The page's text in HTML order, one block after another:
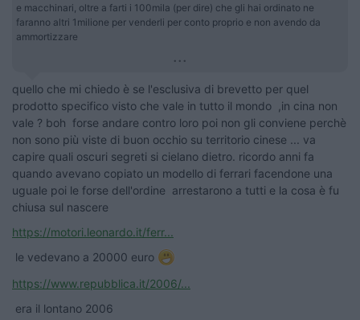
e macchinari, oltre a farti i 100mila (per dire) che gli hai ordinato ne
faranno altri 1milione per venderli per conto proprio e non avendo da
ammortizzare
...
quello che mi chiedo è se l'esclusiva di brevetto per quel
prodotto specifico visto che vale in tutto il mondo ,in cina non
vale ? boh forse andare contro loro poi non gli conviene perchè
non sono più viste di buon occhio su territorio cinese ... va
capire quali oscuri segreti si cielano dietro. ricordo anni fa
quando avevano copiato un modello di ferrari facendone una
uguale poi le forse dell'ordine arrestarono a tutti e la cosa è fu
chiusa sul nascere
https://motori.leonardo.it/ferr...
le vedevano a 20000 euro
https://www.repubblica.it/2006/...
era il lontano 2006